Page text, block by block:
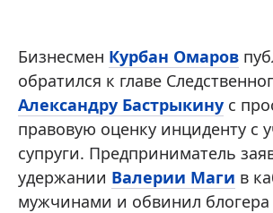
Бизнесмен Курбан Омаров
обратился к главе
Александру Бастрыкину с
правовую оценку инциденту с
супруги. Предприниматель
удержании Валерии Маги в
мужчинами и обвинил блогера